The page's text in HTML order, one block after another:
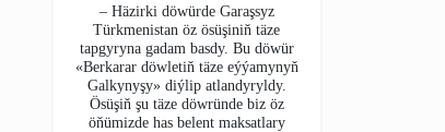
– Häzirki döwürde Garaşsyz
Türkmenistan öz ösüşiniň täze
tapgyryna gadam basdy. Bu döwür
«Berkarar döwletiň täze eýýamynyň
Galkynyşy» diýlip atlandyryldy.
Ösüşiň şu täze döwründe biz öz
öňümizde has belent maksatlary